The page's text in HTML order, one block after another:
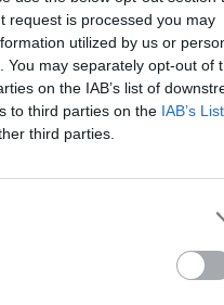
request is processed you may
utilized by us or
may separately opt-out of
on the IAB’s list of
to third parties on the IAB’s
third parties.
17.39